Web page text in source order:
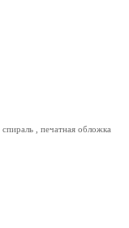
, печатная обложка